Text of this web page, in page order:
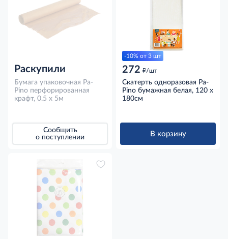
Раскупили
Бумага упаковочная Pa-
Pino перфорированная
крафт, 0.5 x 5м
Сообщить
о поступлении
-10% от 3 шт
272 д/шт
Скатерть одноразовая Pa-
Pino бумажная белая, 120 х
180см
В корзину